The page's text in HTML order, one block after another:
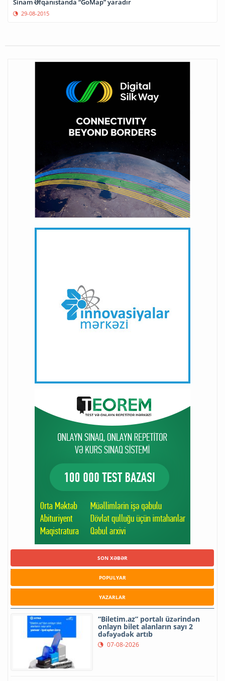
Sinam Əfqanıstanda “GoMap” yaradır
29-08-2015
SON XƏBƏR
POPULYAR
YAZARLAR
“Biletim.az” portalı üzərindən
onlayn bilet alanların sayı 2
dəfəyədək artıb
07-08-2026